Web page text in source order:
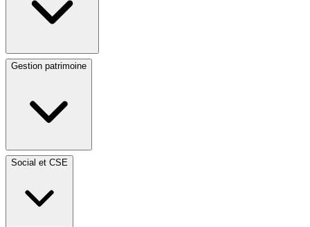
Gestion patrimoine
Social et CSE